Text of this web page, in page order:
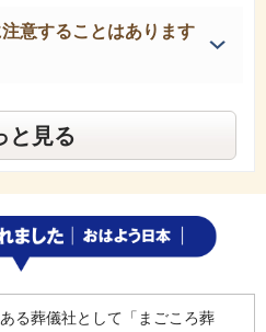
意することはあります
と見る
る葬儀社として「まごころ葬